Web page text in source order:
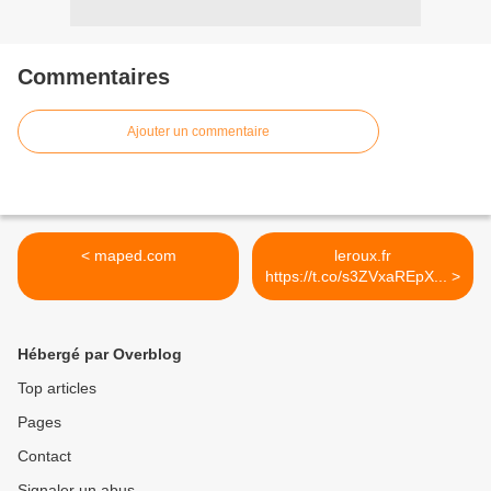
Commentaires
Ajouter un commentaire
< maped.com
leroux.fr
https://t.co/s3ZVxaREpX... >
Hébergé par Overblog
Top articles
Pages
Contact